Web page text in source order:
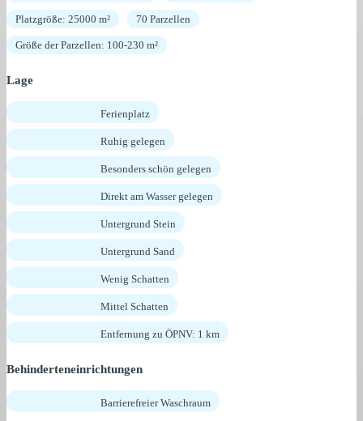
Platzgröße: 25000 m² 70 Parzellen
Größe der Parzellen: 100-230 m²
Lage
Ferienplatz
Ruhig gelegen
Besonders schön gelegen
Direkt am Wasser gelegen
Untergrund Stein
Untergrund Sand
Wenig Schatten
Mittel Schatten
Entfernung zu ÖPNV: 1 km
Behinderteneinrichtungen
Barrierefreier Waschraum